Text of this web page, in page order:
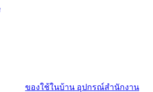
ของใช้ในบ้าน อุปกรณ์สำนักงาน